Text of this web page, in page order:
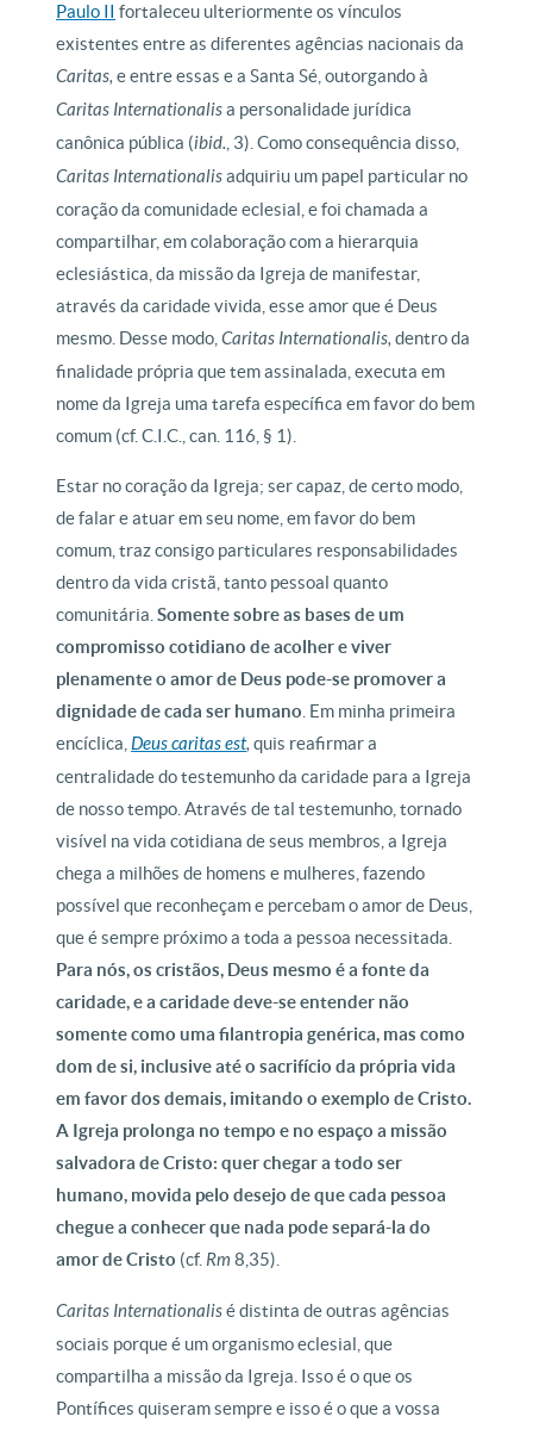
Paulo II fortaleceu ulteriormente os vínculos
existentes entre as diferentes agências nacionais da
Caritas,e entre essas e a Santa Sé, outorgando à
Caritas Internationalisa personalidade jurídica
canônica pública (ibid. , 3). Como consequência disso,
Caritas Internationalisadquiriu um papel particular no
coração da comunidade eclesial, e foi chamada a
compartilhar, em colaboração com a hierarquia
eclesiástica, da missão da Igreja de manifestar,
através da caridade vivida, esse amor que é Deus
mesmo. Desse modo,Caritas Internationalis,dentro da
finalidade própria que tem assinalada, executa em
nome da Igreja uma tarefa específica em favor do bem
comum (cf. C.I.C., can. 116, § 1).
Estar no coração da Igreja; ser capaz, de certo modo,
de falar e atuar em seu nome, em favor do bem
comum, traz consigo particulares responsabilidades
dentro da vida cristã, tanto pessoal quanto
comunitária.Somente sobre as bases de um
compromisso cotidiano de acolher e viver
plenamente o amor de Deus pode-se promover a
dignidade de cada ser humano . Em minha primeira
encíclica, Deus caritas est,quis reafirmar a
centralidade do testemunho da caridade para a Igreja
de nosso tempo. Através de tal testemunho, tornado
visível na vida cotidiana de seus membros, a Igreja
chega a milhões de homens e mulheres, fazendo
possível que reconheçam e percebam o amor de Deus,
que é sempre próximo a toda a pessoa necessitada.
Para nós, os cristãos, Deus mesmo é a fonte da
caridade, e a caridade deve-se entender não
somente como uma filantropia genérica, mas como
dom de si, inclusive até o sacrifício da própria vida
em favor dos demais, imitando o exemplo de Cristo.
A Igreja prolonga no tempo e no espaço a missão
salvadora de Cristo: quer chegar a todo ser
humano, movida pelo desejo de que cada pessoa
chegue a conhecer que nada pode separá-la do
amor de Cristo (cf. Rm 8,35).
Caritas Internationalisé distinta de outras agências
sociais porque é um organismo eclesial, que
compartilha a missão da Igreja. Isso é o que os
Pontífices quiseram sempre e isso é o que a vossa